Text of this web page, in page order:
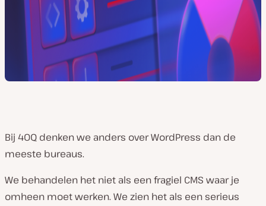
Bij 40Q denken we anders over WordPress dan de
meeste bureaus.
We behandelen het niet als een fragiel CMS waar je
omheen moet werken. We zien het als een serieus